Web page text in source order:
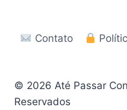
Contato
© 2026 Até Passar
Reservados